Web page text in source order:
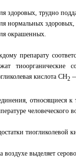
здоровых, трудно
нормальных здоровых,
окрашенных.
препарату
тиоорганические
кислота СН2
относящиеся к
человеческого
тиогликолевой
воздухе выделяет